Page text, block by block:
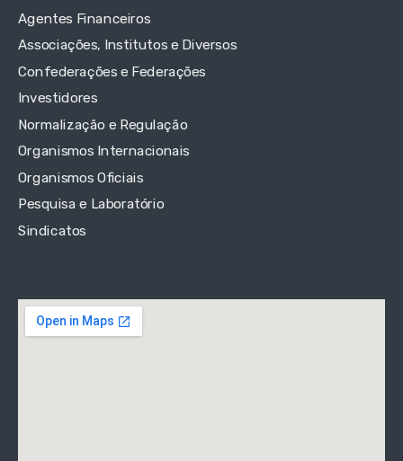
Agentes Financeiros
Associações, Institutos e Diversos
Confederações e Federações
Investidores
Normalização e Regulação
Organismos Internacionais
Organismos Oficiais
Pesquisa e Laboratório
Sindicatos